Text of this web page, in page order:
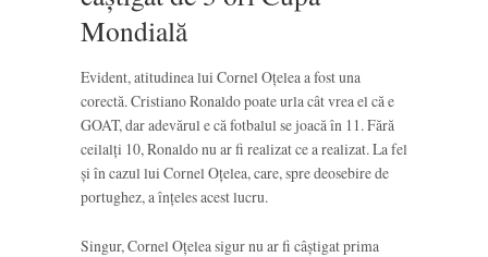
Mondială
Evident, atitudinea lui Cornel Oțelea a fost una
corectă. Cristiano Ronaldo poate urla cât vrea el că e
GOAT, dar adevărul e că fotbalul se joacă în 11. Fără
ceilalți 10, Ronaldo nu ar fi realizat ce a realizat. La fel
și în cazul lui Cornel Oțelea, care, spre deosebire de
portughez, a înțeles acest lucru.
Singur, Cornel Oțelea sigur nu ar fi câștigat prima